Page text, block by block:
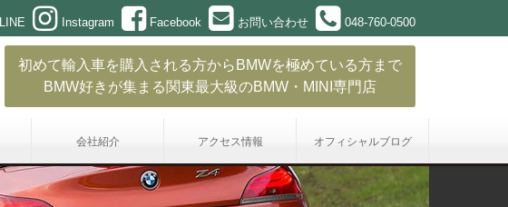
LINE Instagram Facebook お問い合わせ 048-760-0500
初めて輸入車を購入される方からBMWを極めている方まで
BMW好きが集まる関東最大級のBMW・MINI専門店
会社紹介 アクセス情報 オフィシャルブログ